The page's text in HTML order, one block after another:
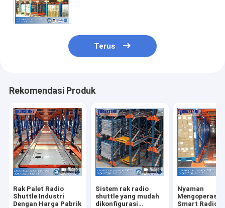
Terus
Rekomendasi Produk
Rak Palet Radio
Shuttle Industri
Dengan Harga Pabrik
Sistem rak radio
shuttle yang mudah
dikonfigurasi
Nyaman
Smart Radio